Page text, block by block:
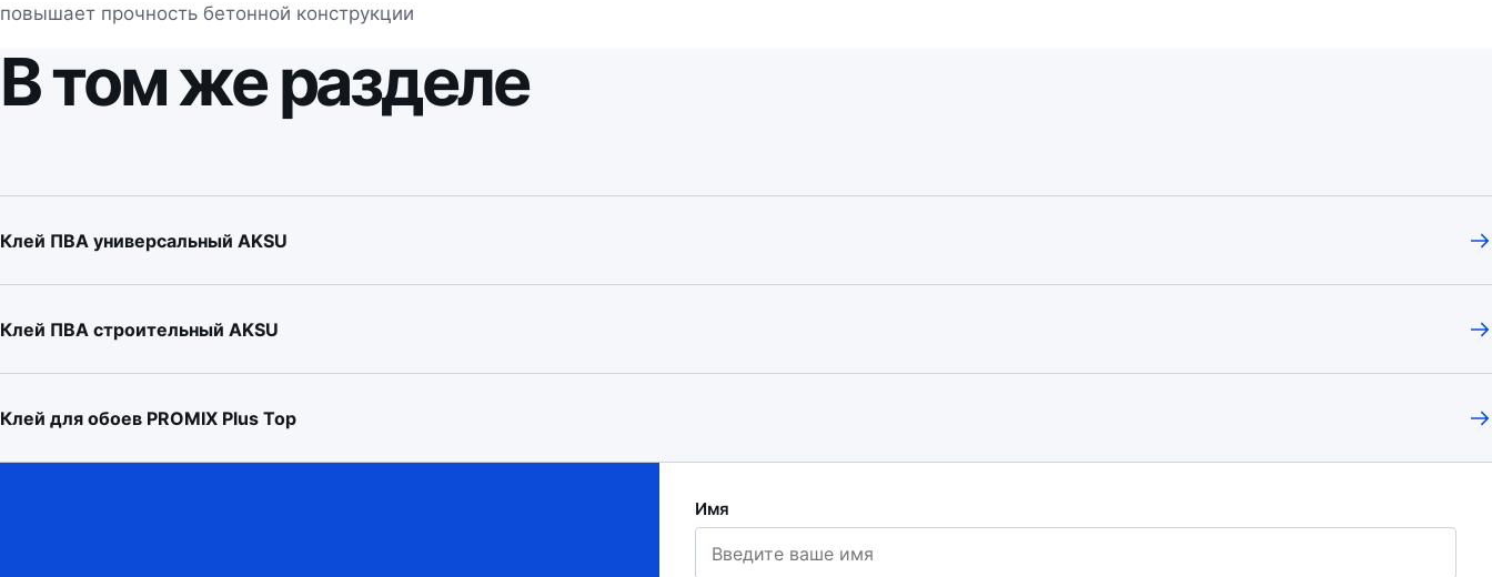
повышает прочность бетонной конструкции
В том же разделе
Клей ПВА универсальный AKSU
Клей ПВА строительный AKSU
Клей для обоев PROMIX Plus Top
Имя